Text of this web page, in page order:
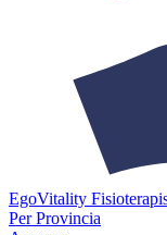
EgoVitality
Per Provincia